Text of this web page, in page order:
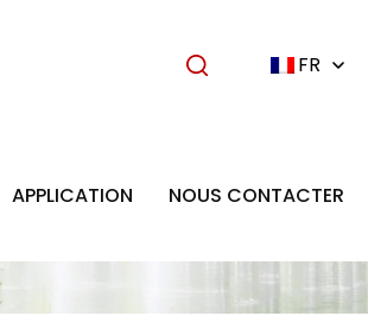
FR
APPLICATION NOUS CONTACTER